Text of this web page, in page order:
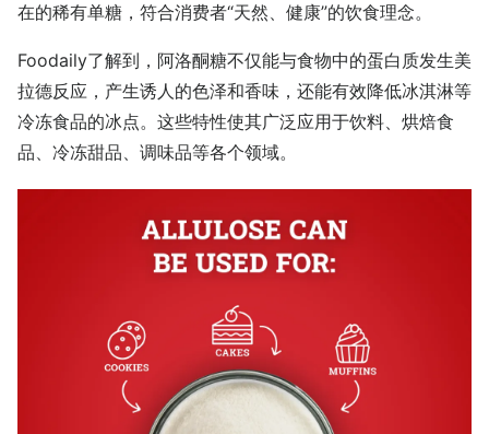
在的稀有单糖，符合消费者“天然、健康”的饮食理念。
Foodaily了解到，阿洛酮糖不仅能与食物中的蛋白质发生美
拉德反应，产生诱人的色泽和香味，还能有效降低冰淇淋等
冷冻食品的冰点。这些特性使其广泛应用于饮料、烘焙食
品、冷冻甜品、调味品等各个领域。